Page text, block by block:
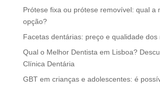
Prótese fixa ou prótese removível: qual a
opção?
Facetas dentárias: preço e qualidade dos
Qual o Melhor Dentista em Lisboa?
Clínica Dentária
GBT em crianças e adolescentes: é